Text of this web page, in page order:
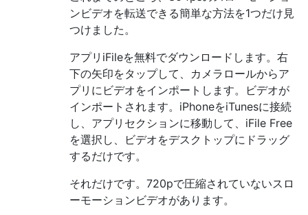
ンビデオを転送できる簡単な方法を1つだけ見
つけました。
アプリiFileを無料でダウンロードします。右
下の矢印をタップして、カメラロールからア
プリにビデオをインポートします。ビデオが
インポートされます。iPhoneをiTunesに接続
し、アプリセクションに移動して、iFile Free
を選択し、ビデオをデスクトップにドラッグ
するだけです。
それだけです。720pで圧縮されていないスロ
ーモーションビデオがあります。